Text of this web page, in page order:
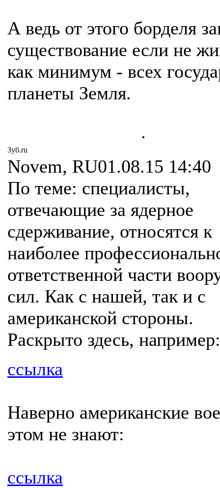
А ведь от этого борделя
существование если не
как минимум - всех
планеты Земля.
.
Зуб.ru
Novem, RU01.08.15 14:40
По теме: специалисты,
отвечающие за ядерное
сдерживание, относятся к
наиболее
ответственной части
сил. Как с нашей, так и с
американской стороны.
Раскрыто здесь, например:
ссылка
Наверно американские
этом не знают:
ссылка